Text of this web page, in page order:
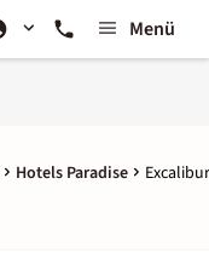
Menü
Hotels Paradise